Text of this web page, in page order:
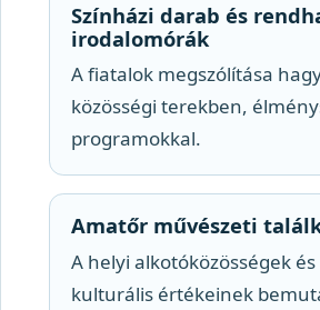
Színházi darab és
irodalomórák
A fiatalok megszólítása
közösségi terekben,
programokkal.
Amatőr művészeti
A helyi alkotóközösségek
kulturális értékeinek